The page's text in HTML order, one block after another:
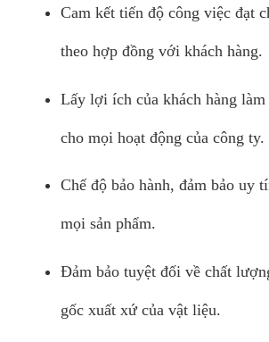
Cam kết tiến độ công việc đạt
theo hợp đồng với khách hàng.
Lấy lợi ích của khách hàng
cho mọi hoạt động của công ty.
Chế độ bảo hành, đảm bảo uy
mọi sản phẩm.
Đảm bảo tuyệt đối về chất
gốc xuất xứ của vật liệu.